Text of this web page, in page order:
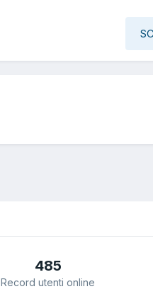
485
Record utenti online